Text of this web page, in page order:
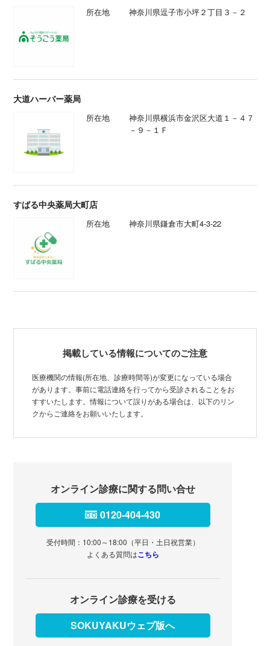
所在地 神奈川県逗子市小坪２丁目３－２
大道ハーバー薬局
所在地
神奈川県横浜市金沢区大道１－４７
－９－１Ｆ
すばる中央薬局大町店
所在地 神奈川県鎌倉市大町4-3-22
掲載している情報についてのご注意
医療機関の情報(所在地、診療時間等)が変更になっている場合
があります。事前に電話連絡を行ってから受診されることをお
すすいたします。情報について誤りがある場合は、以下のリン
クからご連絡をお願いいたします。
オンライン診療に関する問い合せ
0120-404-430
受付時間：10:00～18:00（平日・土日祝営業）
よくある質問はこちら
オンライン診療を受ける
SOKUYAKUウェブ版へ